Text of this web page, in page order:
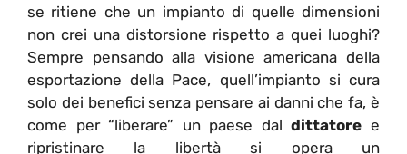
se ritiene che un impianto di quelle dimensioni
non crei una distorsione rispetto a quei luoghi?
Sempre pensando alla visione americana della
esportazione della Pace, quell’impianto si cura
solo dei benefici senza pensare ai danni che fa, è
come per “liberare” un paese daldittatoree
ripristinare la libertà si opera un